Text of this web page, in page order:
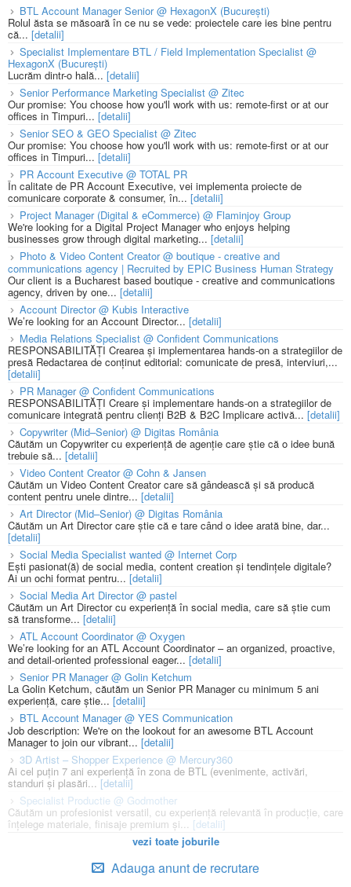
BTL Account Manager Senior @ HexagonX (București)
Rolul ăsta se măsoară în ce nu se vede: proiectele care ies bine pentru
că... [detalii]
Specialist Implementare BTL / Field Implementation Specialist @
HexagonX (București)
Lucrăm dintr-o hală...[detalii]
Senior Performance Marketing Specialist @ Zitec
Our promise: You choose how you'll work with us: remote-first or at our
offices in Timpuri... [detalii]
Senior SEO & GEO Specialist @ Zitec
Our promise: You choose how you'll work with us: remote-first or at our
offices in Timpuri... [detalii]
PR Account Executive @ TOTAL PR
În calitate de PR Account Executive, vei implementa proiecte de
comunicare corporate & consumer, în... [detalii]
Project Manager (Digital & eCommerce) @ Flaminjoy Group
We're looking for a Digital Project Manager who enjoys helping
businesses grow through digital marketing... [detalii]
Photo & Video Content Creator @ boutique - creative and
communications agency | Recruited by EPIC Business Human Strategy
Our client is a Bucharest based boutique - creative and communications
agency, driven by one... [detalii]
Account Director @ Kubis Interactive
We’re looking for an Account Director... [detalii]
Media Relations Specialist @ Confident Communications
RESPONSABILITĂȚI Crearea și implementarea hands-on a strategiilor de
presă Redactarea de conținut editorial: comunicate de presă, interviuri,...
[detalii]
PR Manager @ Confident Communications
RESPONSABILITĂȚI Creare și implementare hands-on a strategiilor de
comunicare integrată pentru clienți B2B & B2C Implicare activă... [detalii]
Copywriter (Mid–Senior) @ Digitas România
Căutăm un Copywriter cu experiență de agenție care știe că o idee bună
trebuie să... [detalii]
Video Content Creator @ Cohn & Jansen
Căutăm un Video Content Creator care să gândească și să producă
content pentru unele dintre... [detalii]
Art Director (Mid–Senior) @ Digitas România
Căutăm un Art Director care știe că e tare când o idee arată bine, dar...
[detalii]
Social Media Specialist wanted @ Internet Corp
Ești pasionat(ă) de social media, content creation și tendințele digitale?
Ai un ochi format pentru... [detalii]
Social Media Art Director @ pastel
Căutăm un Art Director cu experiență în social media, care să știe cum
să transforme... [detalii]
ATL Account Coordinator @ Oxygen
We’re looking for an ATL Account Coordinator – an organized, proactive,
and detail-oriented professional eager... [detalii]
Senior PR Manager @ Golin Ketchum
La Golin Ketchum, căutăm un Senior PR Manager cu minimum 5 ani
experiență, care știe... [detalii]
BTL Account Manager @ YES Communication
Job description: We're on the lookout for an awesome BTL Account
Manager to join our vibrant... [detalii]
3D Artist – Shopper Experience @ Mercury360
Ai cel puțin 7 ani experiență în zona de BTL (evenimente, activări,
standuri și plasări...[detalii]
Specialist Productie @ Godmother
Căutăm un profesionist versatil, cu experiență relevantă în producție, care
înțelege materiale, finisaje premium și... [detalii]
vezi toate joburile
Adauga anunt de recrutare